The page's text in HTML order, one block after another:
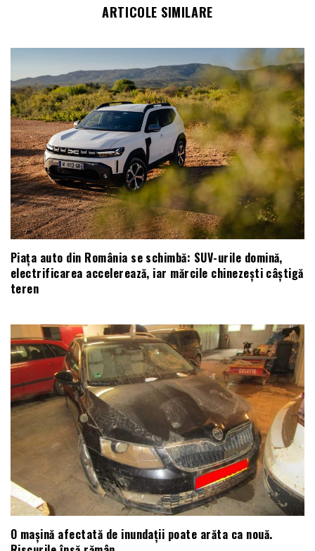
ARTICOLE SIMILARE
Piața auto din România se schimbă: SUV-urile domină,
electrificarea accelerează, iar mărcile chinezești câștigă
teren
O mașină afectată de inundații poate arăta ca nouă.